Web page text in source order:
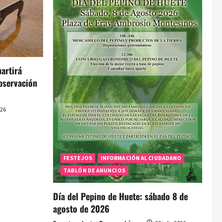
FESTEJOS
INFORMACIÓN AL CIUDADANO
TABLÓN DE ANUNCIOS
Día del Pepino de Huete: sábado 8 de
agosto de 2026